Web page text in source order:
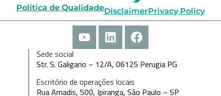
Política de QualidadeDisclaimerPrivacy Policy
Sede social
Str. S. Galigano – 12/A, 06125 Perugia PG
Escritório de operações locais
Rua Amadis, 500, Ipiranga, São Paulo – SP